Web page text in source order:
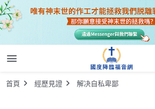
首頁 經歷見證 解决自私卑鄙